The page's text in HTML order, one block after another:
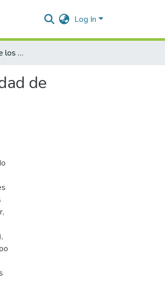
Log In
La Inserción Laboral de los Jóvenes entre 20 y 28 años en la ciudad de Valledupar durante el periodo 2018 - 2022
de